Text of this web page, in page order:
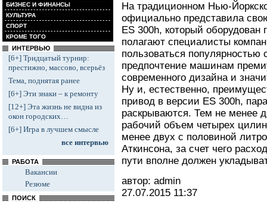
БИЗНЕС И ФИНАНСЫ
КУЛЬТУРА
СПОРТ
КРОМЕ ТОГО
ИНТЕРВЬЮ
[6+] Тридцатый турнир:
престижно, массово, всерьёз
Тема, поднятая ранее
[6+] Эти знаки – к ремонту
[12+] Эта жизнь не видна из
окон городских…
[6+] Игра в лучшем смысле
все интервью
РАБОТА
Вакансии
Резюме
ПОИСК
На традиционном Нью-
официально представила
ES 300h, который
полагают специалисты
пользоваться
предпочтение машинам
современного дизайна и
Ну и, естественно,
привод в версии ES 300h,
раскрываются. Тем не менее
рабочий объем четырех
менее двух с половиной
Аткинсона, за счет чего
пути вполне должен
автор: admin
27.07.2015 11:37